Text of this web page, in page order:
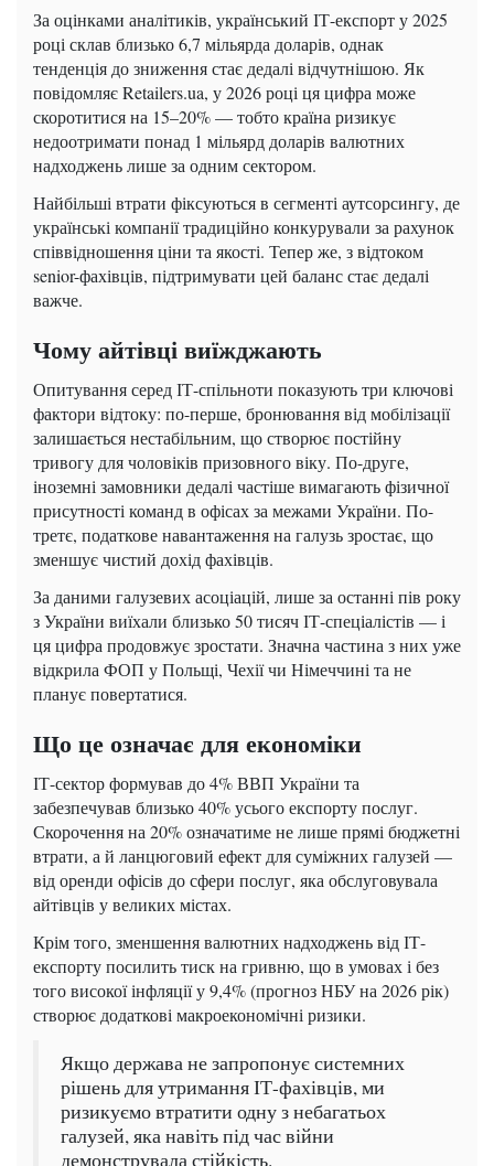
За оцінками аналітиків, український ІТ-експорт у 2025
році склав близько 6,7 мільярда доларів, однак
тенденція до зниження стає дедалі відчутнішою. Як
повідомляє Retailers.ua, у 2026 році ця цифра може
скоротитися на 15–20% — тобто країна ризикує
недоотримати понад 1 мільярд доларів валютних
надходжень лише за одним сектором.
Найбільші втрати фіксуються в сегменті аутсорсингу, де
українські компанії традиційно конкурували за рахунок
співвідношення ціни та якості. Тепер же, з відтоком
senior-фахівців, підтримувати цей баланс стає дедалі
важче.
Чому айтівці виїжджають
Опитування серед ІТ-спільноти показують три ключові
фактори відтоку: по-перше, бронювання від мобілізації
залишається нестабільним, що створює постійну
тривогу для чоловіків призовного віку. По-друге,
іноземні замовники дедалі частіше вимагають фізичної
присутності команд в офісах за межами України. По-
третє, податкове навантаження на галузь зростає, що
зменшує чистий дохід фахівців.
За даними галузевих асоціацій, лише за останні пів року
з України виїхали близько 50 тисяч ІТ-спеціалістів — і
ця цифра продовжує зростати. Значна частина з них уже
відкрила ФОП у Польщі, Чехії чи Німеччині та не
планує повертатися.
Що це означає для економіки
ІТ-сектор формував до 4% ВВП України та
забезпечував близько 40% усього експорту послуг.
Скорочення на 20% означатиме не лише прямі бюджетні
втрати, а й ланцюговий ефект для суміжних галузей —
від оренди офісів до сфери послуг, яка обслуговувала
айтівців у великих містах.
Крім того, зменшення валютних надходжень від ІТ-
експорту посилить тиск на гривню, що в умовах і без
того високої інфляції у 9,4% (прогноз НБУ на 2026 рік)
створює додаткові макроекономічні ризики.
Якщо держава не запропонує системних
рішень для утримання ІТ-фахівців, ми
ризикуємо втратити одну з небагатьох
галузей, яка навіть під час війни
демонструвала стійкість.